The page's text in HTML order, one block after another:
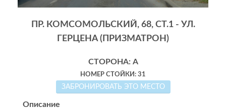
ПР. КОМСОМОЛЬСКИЙ, 68, СТ.1 - УЛ.
ГЕРЦЕНА (ПРИЗМАТРОН)
СТОРОНА: А
НОМЕР СТОЙКИ: 31
ЗАБРОНИРОВАТЬ ЭТО МЕСТО
Описание